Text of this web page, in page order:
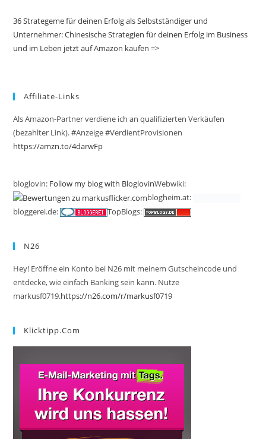
36 Strategeme für deinen Erfolg als Selbstständiger und
Unternehmer: Chinesische Strategien für deinen Erfolg im Business
und im Leben jetzt auf Amazon kaufen =>
Affiliate-Links
Als Amazon-Partner verdiene ich an qualifizierten Verkäufen
(bezahlter Link). #Anzeige #VerdientProvisionen
https://amzn.to/4darwFp
bloglovin: Follow my blog with BloglovinWebwiki:
blogheim.at:
bloggerei.de:
TopBlogs:
N26
Hey! Eröffne ein Konto bei N26 mit meinem Gutscheincode und
entdecke, wie einfach Banking sein kann. Nutze
markusf0719.https://n26.com/r/markusf0719
Klicktipp.com